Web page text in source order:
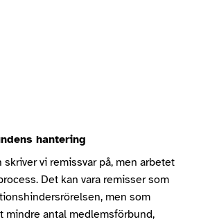
hantering
skriver vi remissvar på, men arbetet
Det kan vara remisser som
men som
mindre antal medlemsförbund,